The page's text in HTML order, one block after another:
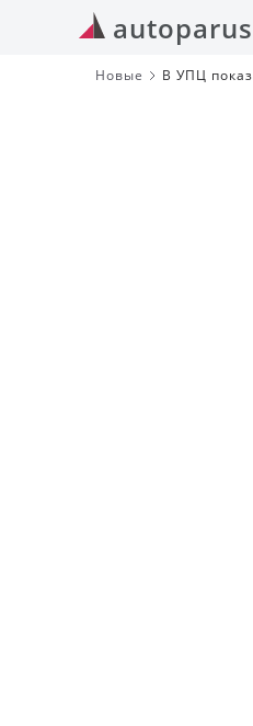
Новые В УПЦ